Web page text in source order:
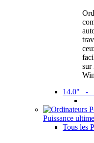
sur
14.0" -
Puissance
Tous les